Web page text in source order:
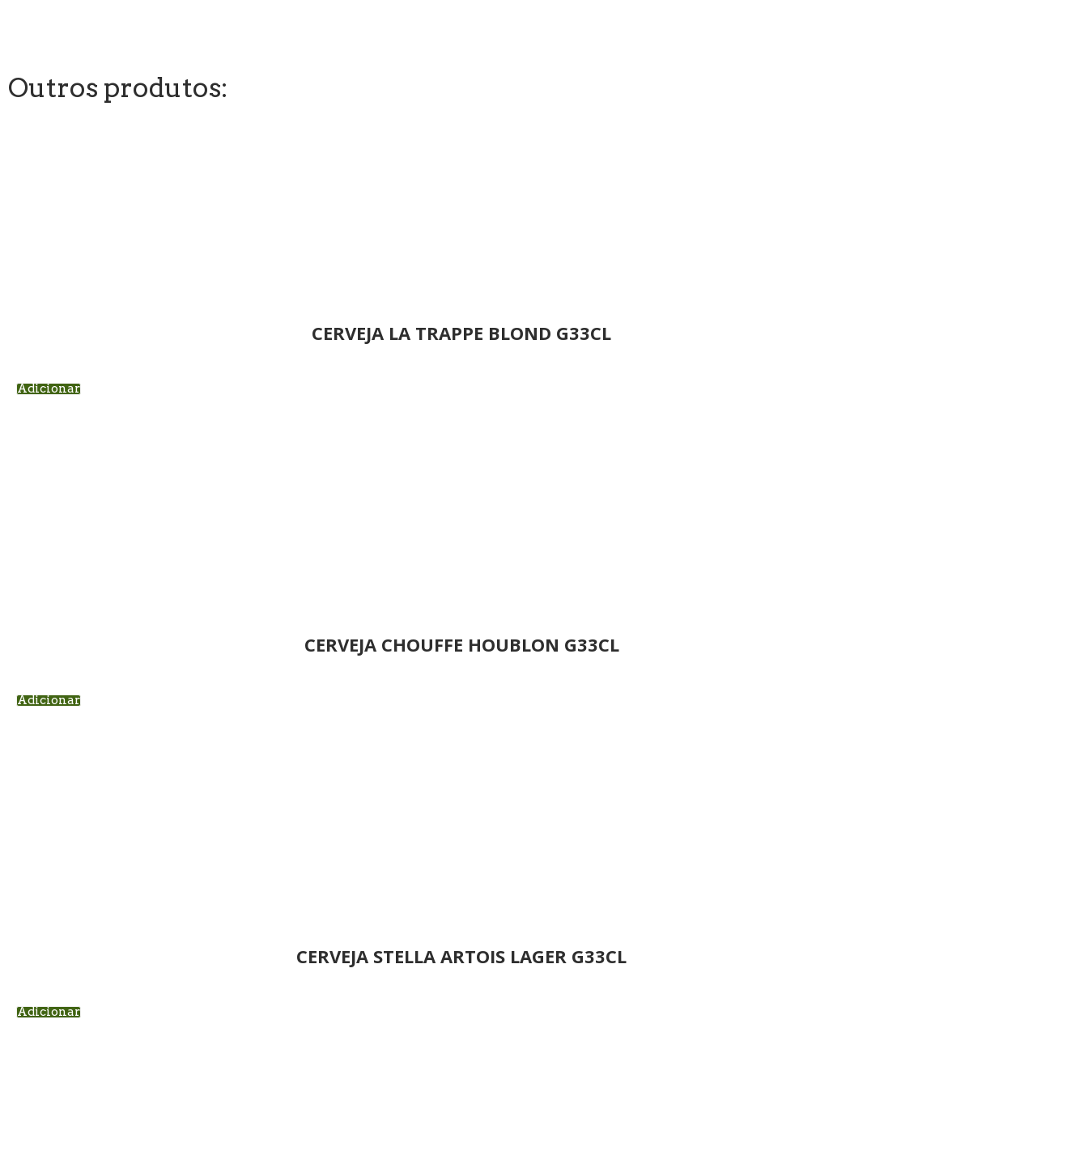
Outros produtos:
CERVEJA LA TRAPPE BLOND G33CL
Adicionar
CERVEJA CHOUFFE HOUBLON G33CL
Adicionar
CERVEJA STELLA ARTOIS LAGER G33CL
Adicionar